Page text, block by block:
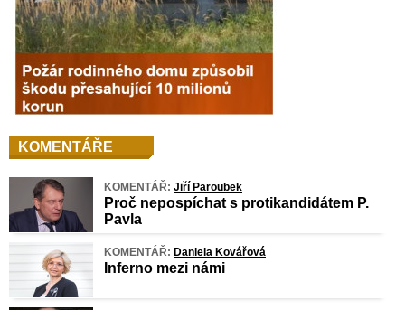
KOMENTÁŘE
KOMENTÁŘ: Jiří Paroubek
Proč nepospíchat s protikandidátem P.
Pavla
KOMENTÁŘ: Daniela Kovářová
Inferno mezi námi